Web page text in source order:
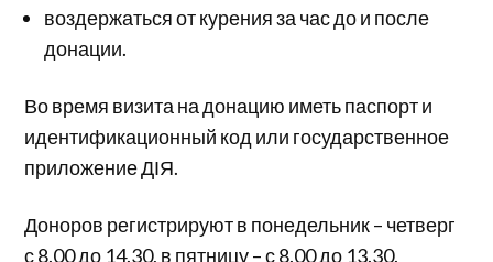
воздержаться от курения за час до и после
донации.
Во время визита на донацию иметь паспорт и
идентификационный код или государственное
приложение ДІЯ.
Доноров регистрируют в понедельник – четверг
с 8.00 до 14.30, в пятницу – с 8.00 до 13.30.